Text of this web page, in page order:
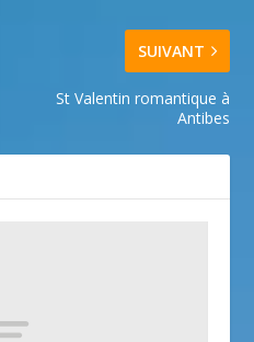
SUIVANT
St Valentin romantique à
Antibes